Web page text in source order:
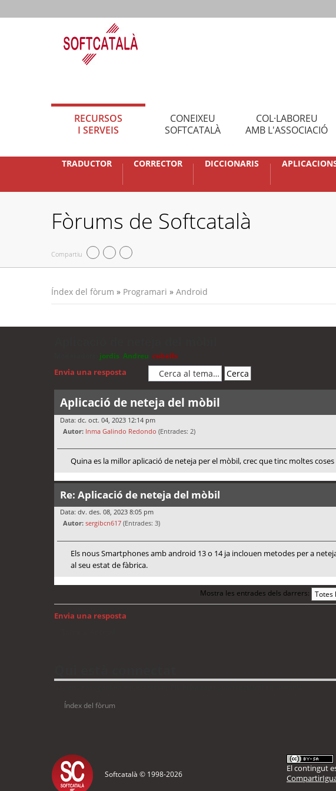
RECURSOS
I SERVEIS
CONEIXEU
SOFTCATALÀ
COL·LABOREU
AMB L'ASSOCIACIÓ
TRADUCTOR CORRECTOR DICCIONARIS
Fòrums de Softcatalà
Compartiu
Índex del fòrum » Programari » Android
jordis Andreu cubells
Envia una resposta
Aplicació de neteja del mòbil
Data: dc. oct. 04, 2023 12:14 pm
Autor: Inma Galindo Redondo (Entrades: 2)
Quina es la millor aplicació de neteja per el mòbil, crec que tinc moltes
Re: Aplicació de neteja del mòbil
Data: dv. des. 08, 2023 8:05 pm
Autor: sergibcn617 (Entrades: 3)
Els nous Smartphones amb android 13 o 14 ja inclouen metodes per a
al seu estat de fàbrica.
Mostra les entrades dels darrers:
Envia una resposta
Índex del fòrum
Softcatalà © 1998-2026
El contingut